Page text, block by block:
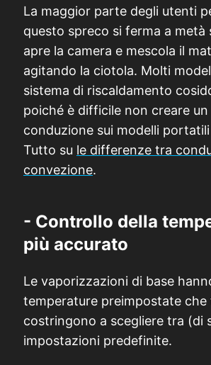
La maggior parte degli utenti
questo spreco si ferma a metà
apre la camera e mescola il
agitando la ciotola. Molti
sistema di riscaldamento
poiché è difficile non creare
conduzione sui modelli
Tutto su le differenze tra
convezione.
- Controllo della
più accurato
Le vaporizzazioni di base
temperature preimpostate che
costringono a scegliere tra (di
impostazioni predefinite.